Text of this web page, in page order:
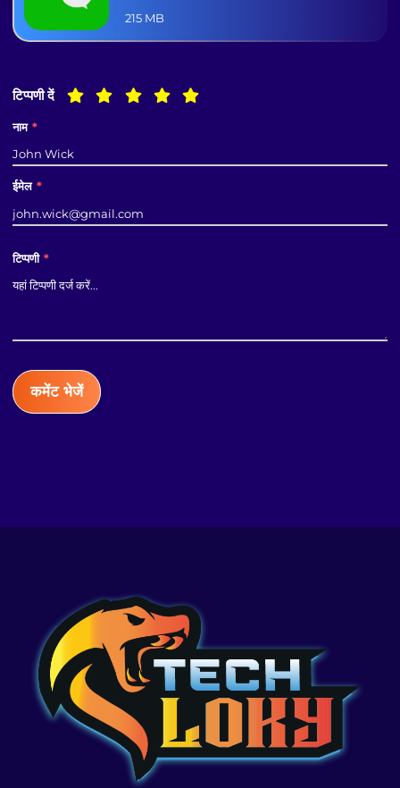
215 MB
टिप्पणी दें
नाम *
ईमेल *
टिप्पणी *
कमेंट भेजें